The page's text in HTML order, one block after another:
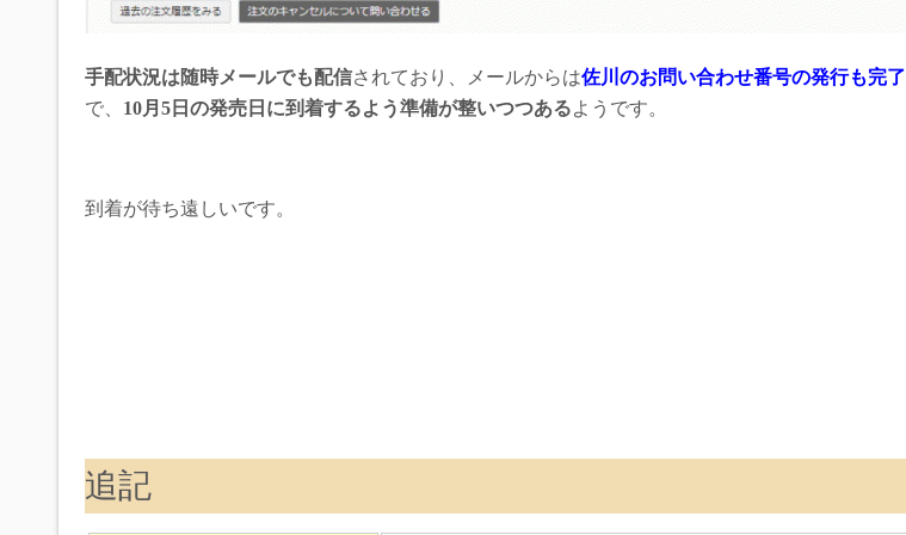
手配状況は随時メールでも配信されており、メールからは佐川のお問い合わせ番号の発行も完了
で、 10月5日の発売日に到着するよう準備が整いつつあるようです。
到着が待ち遠しいです。
追記